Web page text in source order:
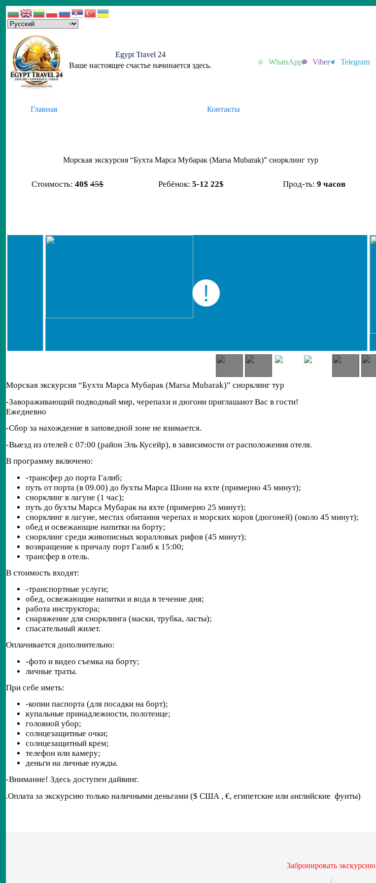
Skip
to
content
Egypt Travel 24
Ваше настоящее счастье начинается здесь.
WhatsApp Viber Telegram
Главная Контакты
Морская экскурсия “Бухта Марса Мубарак (Marsa Mubarak)” снорклинг тур
Стоимость: 40$ 45$ Ребёнок: 5-12 22$ Прод-ть: 9 часов
Морская экскурсия “Бухта Марса Мубарак (Marsa Mubarak)” снорклинг тур
-Завораживающий подводный мир, черепахи и дюгони приглашают Вас в гости!
Ежедневно
-Сбор за нахождение в заповедной зоне не взимается.
-Выезд из отелей с 07:00 (район Эль Кусейр), в зависимости от расположения отеля.
В программу включено:
-трансфер до порта Галиб;
путь от порта (в 09.00) до бухты Марса Шони на яхте (примерно 45 минут);
снорклинг в лагуне (1 час);
путь до бухты Марса Мубарак на яхте (примерно 25 минут);
снорклинг в лагуне, местах обитания черепах и морских коров (дюгоней) (около 45 минут);
обед и освежающие напитки на борту;
снорклинг среди живописных коралловых рифов (45 минут);
возвращение к причалу порт Галиб к 15:00;
трансфер в отель.
В стоимость входят:
-транспортные услуги;
обед, освежающие напитки и вода в течение дня;
работа инструктора;
снаряжение для снорклинга (маски, трубка, ласты);
спасательный жилет.
Оплачивается дополнительно:
-фото и видео съемка на борту;
личные траты.
При себе иметь:
-копии паспорта (для посадки на борт);
купальные принадлежности, полотенце;
головной убор;
солнцезащитные очки;
солнцезащитный крем;
телефон или камеру;
деньги на личные нужды.
-Внимание! Здесь доступен дайвинг.
.Оплата за экскурсию только наличными деньгами ($ США , €, египетские или английские фунты)
Забронировать экскурсию